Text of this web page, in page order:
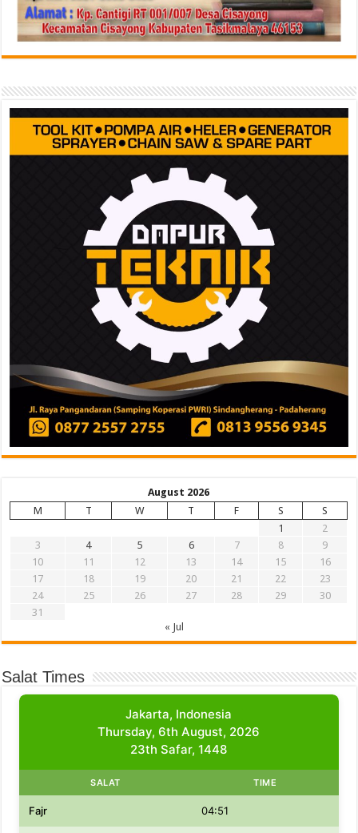
August 2026
M
T W T F S
S
1
2
3
4 5 6 7 8
9
10
11 12 13 14 15
16
17
18 19 20 21 22
23
24
25 26 27 28 29
30
31
« Jul
Salat Times
Jakarta, Indonesia
Thursday, 6th August, 2026
23th Safar, 1448
SALAT TIME
Fajr 04:51